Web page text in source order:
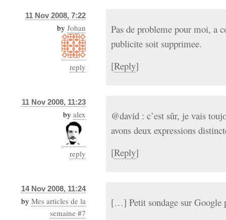
11 Nov 2008, 7:22
by Johan
reply
Pas de probleme pour moi, a
publicite soit supprimee.
[Reply]
11 Nov 2008, 11:23
by alex
reply
@david : c’est sûr, je vais
avons deux expressions
[Reply]
14 Nov 2008, 11:24
by Mes articles de la
semaine #7
[…] Petit sondage sur